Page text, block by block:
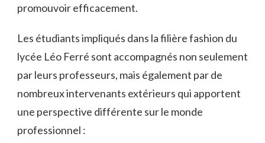
promouvoir efficacement.
Les étudiants impliqués dans la filière fashion du
lycée Léo Ferré sont accompagnés non seulement
par leurs professeurs, mais également par de
nombreux intervenants extérieurs qui apportent
une perspective différente sur le monde
professionnel :